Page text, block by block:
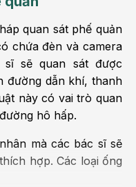
quan sát phế quản
chứa đèn và camera
sẽ quan sát được
đường dẫn khí, thanh
này có vai trò quan
hô hấp.
mà các bác sĩ sẽ
hợp. Các loại ống